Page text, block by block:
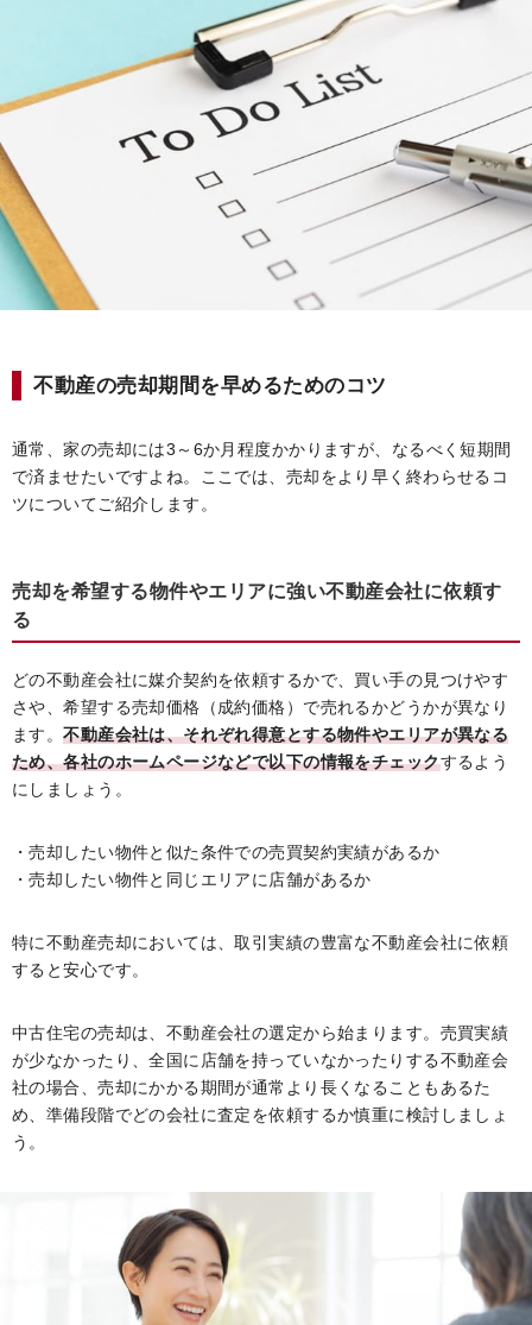
不動産の売却期間を早めるためのコツ
通常、家の売却には3～6か月程度かかりますが、なるべく短期間
で済ませたいですよね。ここでは、売却をより早く終わらせるコ
ツについてご紹介します。
売却を希望する物件やエリアに強い不動産会社に依頼す
る
どの不動産会社に媒介契約を依頼するかで、買い手の見つけやす
さや、希望する売却価格（成約価格）で売れるかどうかが異なり
ます。不動産会社は、それぞれ得意とする物件やエリアが異なる
ため、各社のホームページなどで以下の情報をチェックするよう
にしましょう。
・売却したい物件と似た条件での売買契約実績があるか
・売却したい物件と同じエリアに店舗があるか
特に不動産売却においては、取引実績の豊富な不動産会社に依頼
すると安心です。
中古住宅の売却は、不動産会社の選定から始まります。売買実績
が少なかったり、全国に店舗を持っていなかったりする不動産会
社の場合、売却にかかる期間が通常より長くなることもあるた
め、準備段階でどの会社に査定を依頼するか慎重に検討しましょ
う。